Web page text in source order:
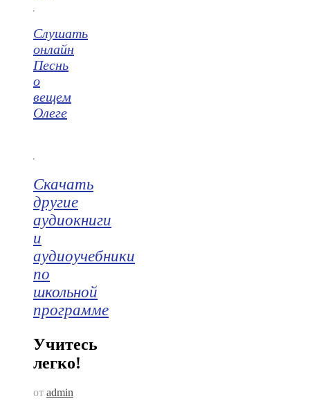
Слушать
онлайн
Песнь
о
вещем
Олеге
Скачать
другие
аудиокниги
и
аудиоучебники
по
школьной
программе
Учитесь
легко!
от admin